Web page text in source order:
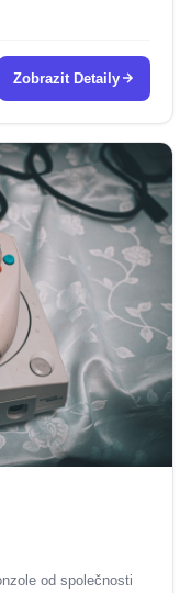
Zobrazit Detaily
od společnosti